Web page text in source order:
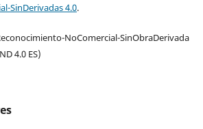
SinDerivadas 4.0.
NoComercial-SinObraDerivada
4.0 ES)